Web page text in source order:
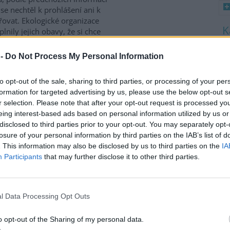
Do Not Process My Personal Information
opt-out of the sale, sharing to third parties, or processing of your
for targeted advertising by us, please use the below opt-out
selection. Please note that after your opt-out request is processed
interest-based ads based on personal information utilized by us
to third parties prior to your opt-out. You may separately
of your personal information by third parties on the IAB’s list of
This information may also be disclosed by us to third parties on the
Participants that may further disclose it to other third parties.
Data Processing Opt Outs
opt-out of the Sharing of my personal data.
nechtěl k prohlášení ani k
Ekologické organizace
jejich obavy, že si chce
Tykač většinu ušetřených
začala demolicí dvou
Ostia na předměstí Říma
bourat několik budov, které
soukromému podniku a
kvůli nelegální
a porušení dalších
italské metropole
velkou část si pronajímají
za lehátka a slunečníky.
pláže i v dalších
Apulii, napsala dnes